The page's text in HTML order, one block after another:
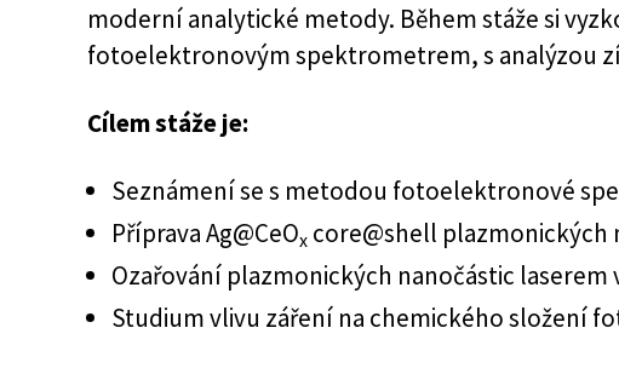
moderní analytické metody. Během stáže si
fotoelektronovým spektrometrem, s analýzou
Cílem stáže je:
Seznámení se s metodou fotoelektronové
Příprava Ag@CeOx core@shell plazmonických
Ozařování plazmonických nanočástic
Studium vlivu záření na chemického složení